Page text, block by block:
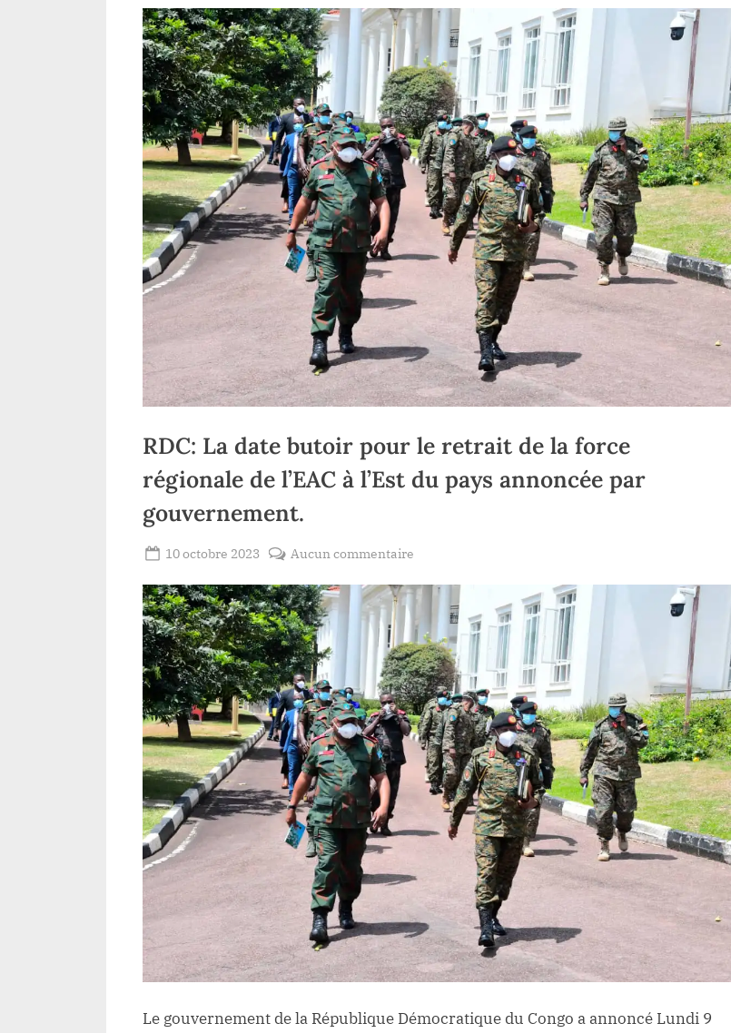
élu de Watsa
RDC: La date butoir pour le retrait de la force
régionale de l’EAC à l’Est du pays annoncée par
gouvernement.
Posted
10 octobre 2023
Lacloche
Aucun commentaire
La
date
butoir
pour
le
retrait
de
la
force
régionale
de
l’Est
du
pays
annoncée
par
Le gouvernement de la République Démocratique du Congo a annoncé Lundi 9